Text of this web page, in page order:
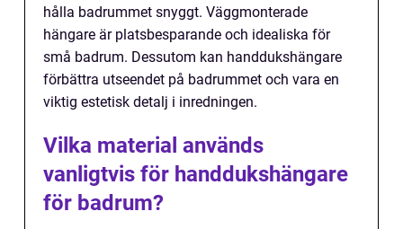
hålla badrummet snyggt. Väggmonterade
hängare är platsbesparande och idealiska för
små badrum. Dessutom kan handdukshängare
förbättra utseendet på badrummet och vara en
viktig estetisk detalj i inredningen.
Vilka material används
vanligtvis för handdukshängare
för badrum?